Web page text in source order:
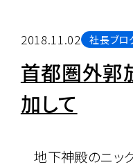
2018.11.02 社長ブロ
首都圏外郭
加して
地下神殿のニッ